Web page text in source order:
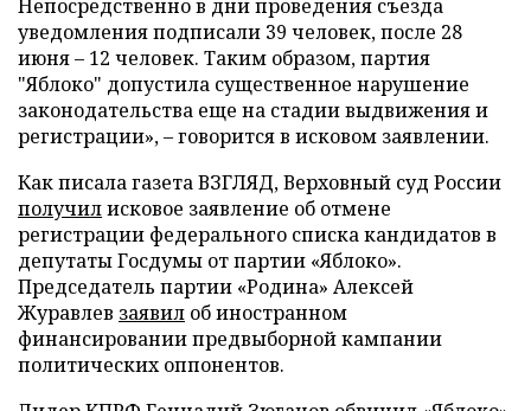
Непосредственно в дни проведения съезда
уведомления подписали 39 человек, после 28
июня – 12 человек. Таким образом, партия
"Яблоко" допустила существенное нарушение
законодательства еще на стадии выдвижения и
регистрации», – говорится в исковом заявлении.
Как писала газета ВЗГЛЯД, Верховный суд России
получилисковое заявление об отмене
регистрации федерального списка кандидатов в
депутаты Госдумы от партии «Яблоко».
Председатель партии «Родина» Алексей
Журавлев заявил об иностранном
финансировании предвыборной кампании
политических оппонентов.